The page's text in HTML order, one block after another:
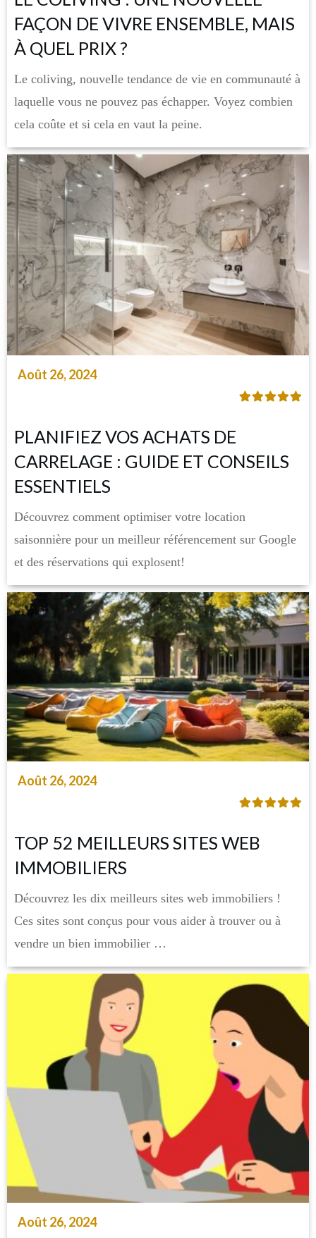
FAÇON DE VIVRE ENSEMBLE, MAIS
À QUEL PRIX ?
Le coliving, nouvelle tendance de vie en communauté à
laquelle vous ne pouvez pas échapper. Voyez combien
cela coûte et si cela en vaut la peine.
Août 26, 2024
PLANIFIEZ VOS ACHATS DE
CARRELAGE : GUIDE ET CONSEILS
ESSENTIELS
Découvrez comment optimiser votre location
saisonnière pour un meilleur référencement sur Google
et des réservations qui explosent!
Août 26, 2024
TOP 52 MEILLEURS SITES WEB
IMMOBILIERS
Découvrez les dix meilleurs sites web immobiliers !
Ces sites sont conçus pour vous aider à trouver ou à
vendre un bien immobilier …
Août 26, 2024